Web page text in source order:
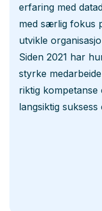
erfaring med
med særlig fokus
utvikle
Siden 2021 har
styrke
riktig
langsiktig